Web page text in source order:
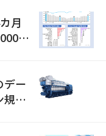
月
人
デー
規模